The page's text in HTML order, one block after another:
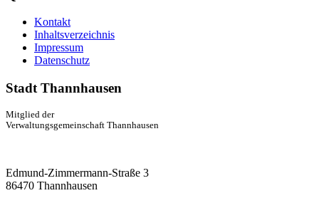
Kontakt
Inhaltsverzeichnis
Impressum
Datenschutz
Stadt Thannhausen
Mitglied der
Verwaltungsgemeinschaft Thannhausen
Edmund-Zimmermann-Straße 3
86470 Thannhausen